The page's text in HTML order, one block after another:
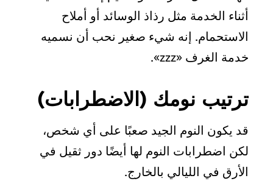
أثناء الخدمة مثل رذاذ الوسائد أو أملاح
الاستحمام. إنه شيء صغير نحب أن نسميه
خدمة الغرف «zzz».
ترتيب نومك (الاضطرابات)
قد يكون النوم الجيد صعبًا على أي شخص،
لكن اضطرابات النوم لها أيضًا دور ثقيل في
الأرق في الليالي بالخارج.